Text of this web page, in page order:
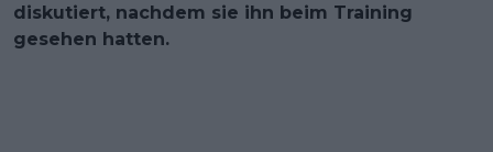
diskutiert, nachdem sie ihn beim Training
gesehen hatten.